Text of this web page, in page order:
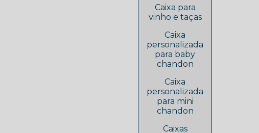
Caixa para
vinho e taças
Caixa
personalizada
para baby
chandon
Caixa
personalizada
para mini
chandon
Caixas